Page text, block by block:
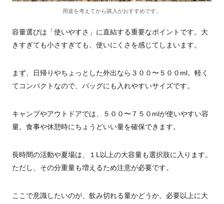
用途を考えてから購入がおすすめです。
容量選びは「使いやすさ」に直結する重要なポイントです。大
きすぎても小さすぎても、使いにくさを感じてしまいます。
まず、日帰りやちょっとした外出なら３００〜５００ml。軽く
てコンパクトなので、バッグにも入れやすいサイズです。
キャンプやアウトドアでは、５００〜７５０mlが使いやすい容
量。食事や休憩時にちょうどいい量を確保できます。
長時間の活動や夏場は、１L以上の大容量も選択肢に入ります。
ただし、その分重量も増えるため注意が必要です。
ここで意識したいのが、飲み切れる量かどうか。必要以上に大